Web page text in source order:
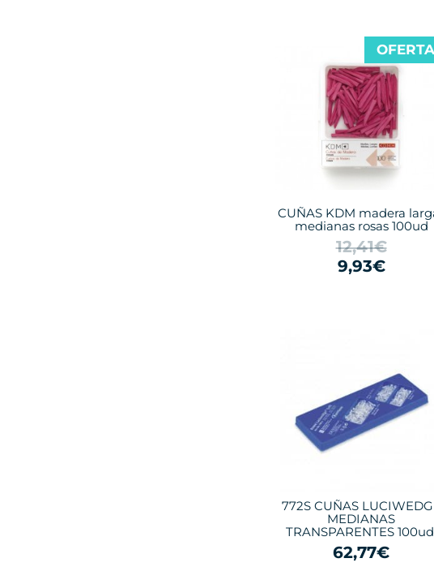
CUÑAS KDM madera
medianas rosas 100ud
12,41€
9,93€
OFERTA
772S CUÑAS
MEDIANAS
TRANSPARENTES
62,77€